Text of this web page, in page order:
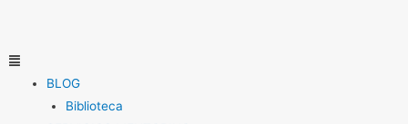
contenido
Menú
BLOG
Biblioteca